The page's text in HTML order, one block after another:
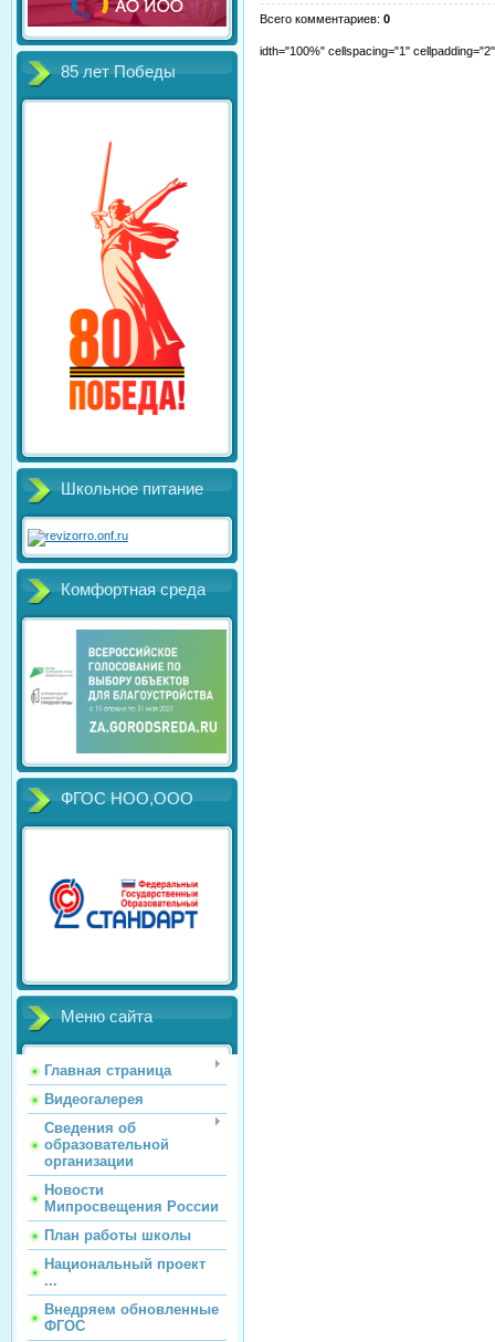
85 лет Победы
Школьное питание
Комфортная среда
ФГОС НОО,ООО
Меню сайта
Главная страница
Видеогалерея
Сведения об
образовательной
организации
Новости
Мипросвещения России
План работы школы
Национальный проект
...
Внедряем обновленные
ФГОС
Всего комментариев: 0
idth="100%" cellspacing="1"